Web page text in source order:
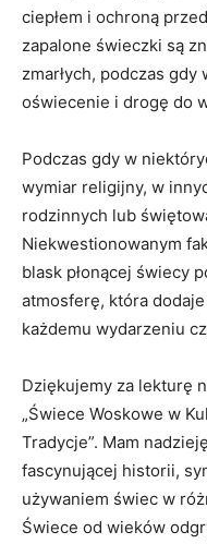
ciepłem i ochroną
zapalone świeczki⁤ są
zmarłych, podczas
oświecenie i drogę do
Podczas gdy w
wymiar religijny, w
‌rodzinnych ⁤lub
Niekwestionowanym
blask płonącej świecy
atmosferę, która
każdemu wydarzeniu
Dziękujemy ⁣za lekturę
„Świece Woskowe w⁣
‌Tradycje”. Mam
fascynującej historii,
‍używaniem świec w
Świece od wieków